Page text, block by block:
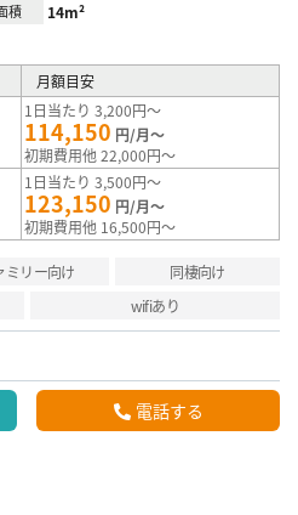
積 14m²
月額目安
1日当たり 3,200円～
114,150 円/月～
初期費用他 22,000円～
1日当たり 3,500円～
123,150 円/月～
初期費用他 16,500円～
ミリー向け
同棲向け
wifiあり
電話する